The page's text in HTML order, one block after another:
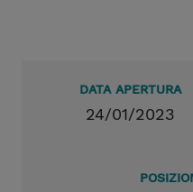
DATA APERTURA
24/01/2023